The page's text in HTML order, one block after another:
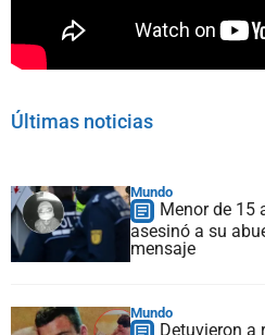
Últimas noticias
Mundo
Menor de 15
asesinó a su
mensaje
Mundo
Detuvieron a